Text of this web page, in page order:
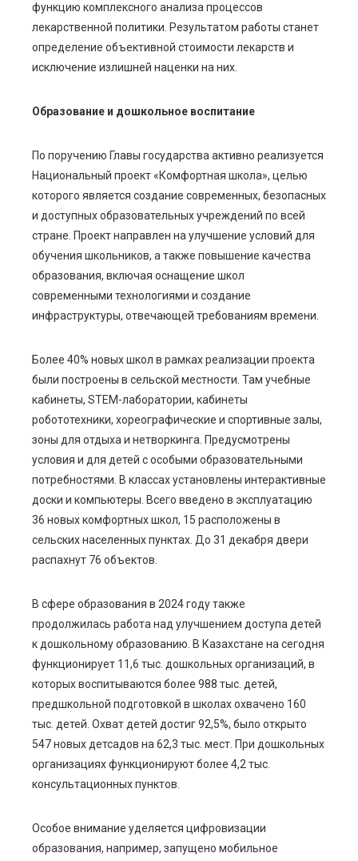
функцию комплексного анализа процессов
лекарственной политики. Результатом работы станет
определение объективной стоимости лекарств и
исключение излишней наценки на них.
Образование и дошкольное воспитание
По поручению Главы государства активно реализуется
Национальный проект «Комфортная школа», целью
которого является создание современных, безопасных
и доступных образовательных учреждений по всей
стране. Проект направлен на улучшение условий для
обучения школьников, а также повышение качества
образования, включая оснащение школ
современными технологиями и создание
инфраструктуры, отвечающей требованиям времени.
Более 40% новых школ в рамках реализации проекта
были построены в сельской местности. Там учебные
кабинеты, STEM-лаборатории, кабинеты
робототехники, хореографические и спортивные залы,
зоны для отдыха и нетворкинга. Предусмотрены
условия и для детей с особыми образовательными
потребностями. В классах установлены интерактивные
доски и компьютеры. Всего введено в эксплуатацию
36 новых комфортных школ, 15 расположены в
сельских населенных пунктах. До 31 декабря двери
распахнут 76 объектов.
В сфере образования в 2024 году также
продолжилась работа над улучшением доступа детей
к дошкольному образованию. В Казахстане на сегодня
функционирует 11,6 тыс. дошкольных организаций, в
которых воспитываются более 988 тыс. детей,
предшкольной подготовкой в школах охвачено 160
тыс. детей. Охват детей достиг 92,5%, было открыто
547 новых детсадов на 62,3 тыс. мест. При дошкольных
организациях функционируют более 4,2 тыс.
консультационных пунктов.
Особое внимание уделяется цифровизации
образования, например, запущено мобильное